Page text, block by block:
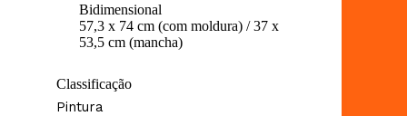
Bidimensional
57,3 x 74 cm (com moldura) / 37 x
53,5 cm (mancha)
Classificação
Pintura